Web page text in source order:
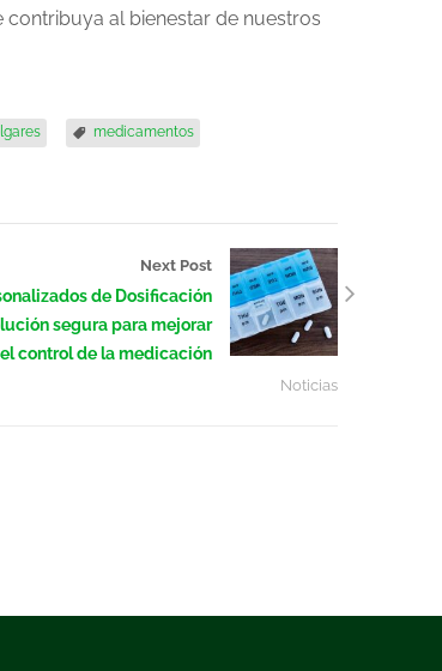
al bienestar de nuestros
medicamentos
Next Post
de Dosificación
segura para mejorar
el control de la medicación
Noticias